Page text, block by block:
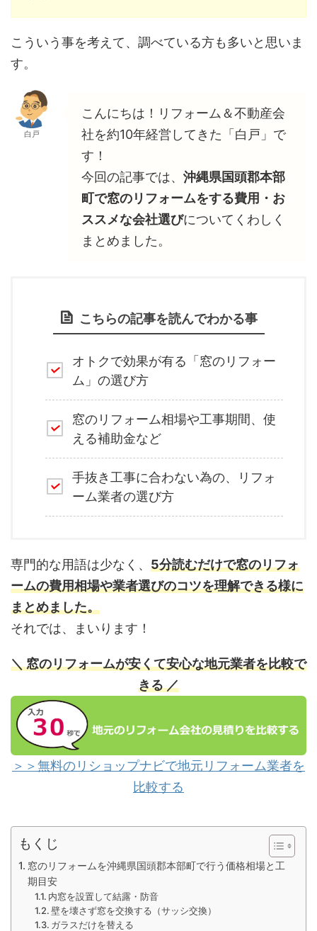
こういう事を考えて、調べている方も多いと思いま
す。
白戸
こんにちは！リフォーム＆不動産会
社を約10年経営してきた「白戸」で
す！
今回の記事では、 沖縄県国頭郡本部
町で窓のリフォームをする費用・お
ススメな会社選びについてくわしく
まとめました。
こちらの記事を読んでわかる事
オトクで効果が有る「窓のリフォー
ム」の選び方
窓のリフォーム相場や工事期間、使
える補助金など
手抜き工事に合わない為の、リフォ
ーム業者の選び方
専門的な用語は少なく、 5分読むだけで窓のリフォ
ームの費用相場や業者選びのコツを理解できる様に
まとめました。
それでは、まいります！
＼ 窓のリフォームが安くて安心な地元業者を比較で
きる ／
＞＞無料のリショップナビで地元リフォーム業者を
比較する
もくじ
窓のリフォームを沖縄県国頭郡本部町で行う価格相場と工
期目安
内窓を設置して結露・防音
壁を壊さず窓を交換する（サッシ交換）
ガラスだけを替える